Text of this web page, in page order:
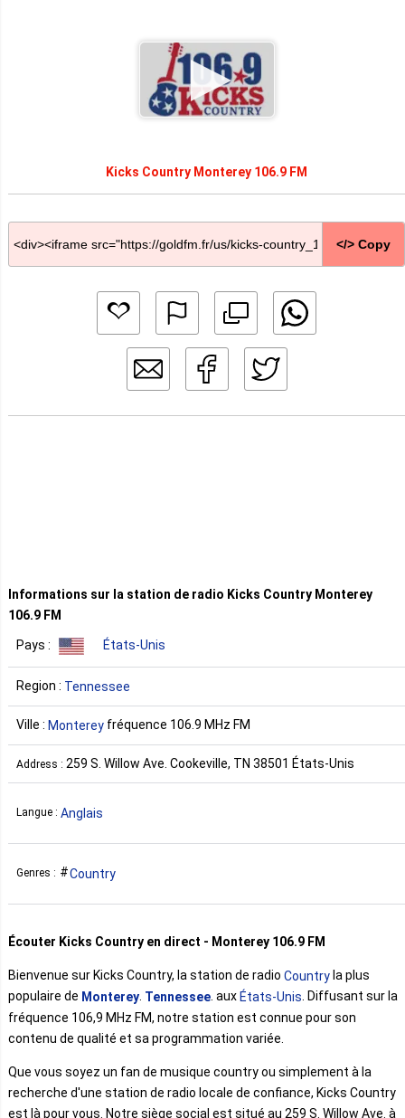
Kicks Country Monterey 106.9 FM
</> Copy
Informations sur la station de radio Kicks Country Monterey
106.9 FM
Pays : États-Unis
Region : Tennessee
Ville : Monterey fréquence 106.9 MHz FM
Address : 259 S. Willow Ave. Cookeville, TN 38501 États-Unis
Langue : Anglais
Genres : Country
Écouter Kicks Country en direct - Monterey 106.9 FM
Bienvenue sur Kicks Country, la station de radio Countryla plus
populaire de Monterey. Tennessee. aux États-Unis. Diffusant sur la
fréquence 106,9 MHz FM, notre station est connue pour son
contenu de qualité et sa programmation variée.
Que vous soyez un fan de musique country ou simplement à la
recherche d'une station de radio locale de confiance, Kicks Country
est là pour vous. Notre siège social est situé au 259 S. Willow Ave. à